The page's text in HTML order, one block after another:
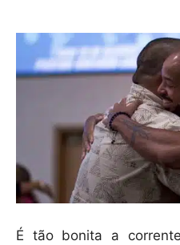
É tão bonita a